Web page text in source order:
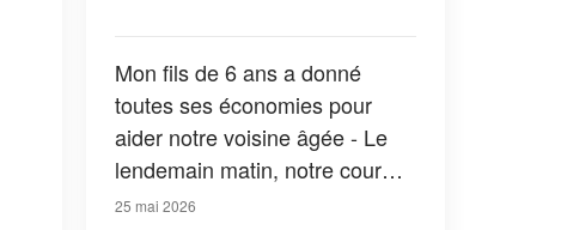
Mon fils de 6 ans a donné
toutes ses économies pour
aider notre voisine âgée - Le
lendemain matin, notre cour
était remplie de tirelires et les
25 mai 2026